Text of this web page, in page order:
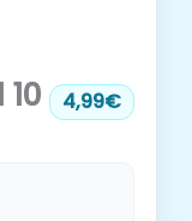
4,99€